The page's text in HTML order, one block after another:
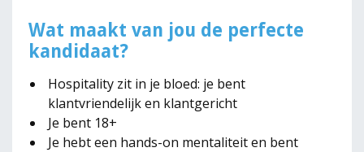
Wat maakt van jou de perfecte
kandidaat?
Hospitality zit in je bloed: je bent
klantvriendelijk en klantgericht
Je bent 18+
Je hebt een hands-on mentaliteit en bent